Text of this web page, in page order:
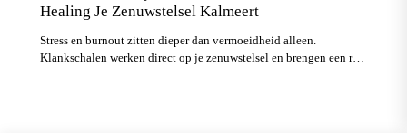
Healing Je Zenuwstelsel Kalmeert
Stress en burnout zitten dieper dan vermoeidheid alleen.
Klankschalen werken direct op je zenuwstelsel en brengen een rust